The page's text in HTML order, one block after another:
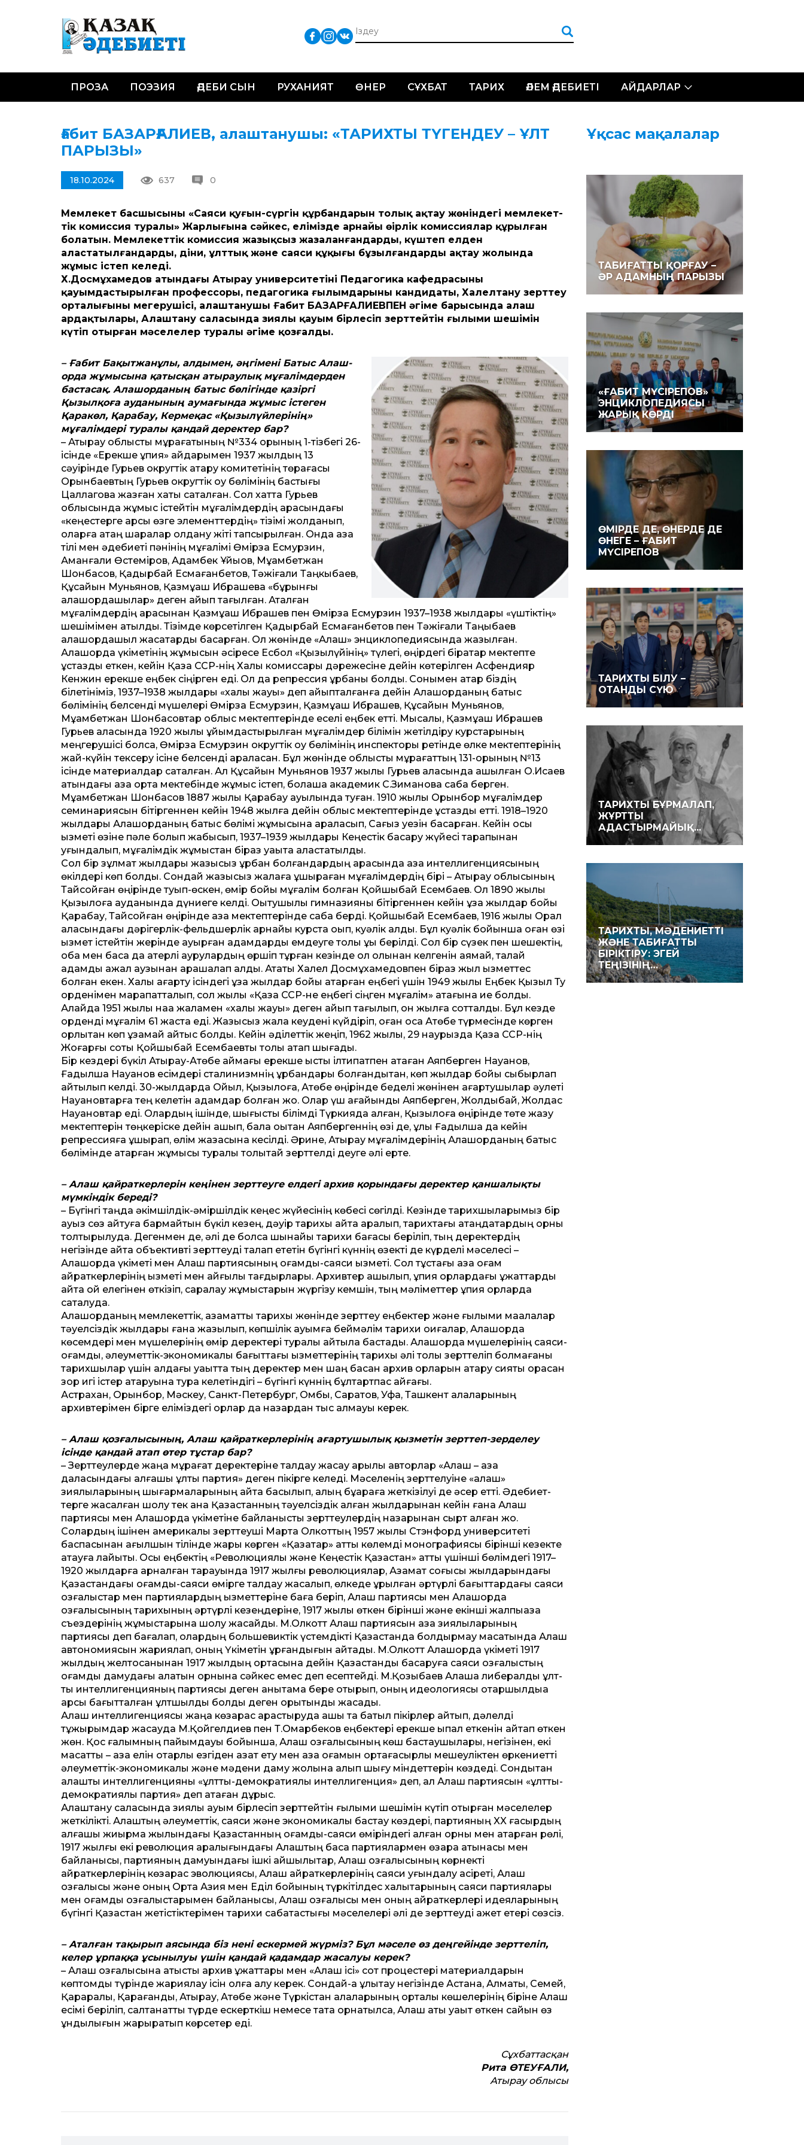
ПРОЗА ПОЭЗИЯ ӘДЕБИ СЫН РУХАНИЯТ ӨНЕР СҰХБАТ ТАРИХ ӘЛЕМ ӘДЕБИЕТІ АЙДАРЛАР
Ғабит БАЗАРҒАЛИЕВ, алаштанушы: «ТАРИХТЫ ТҮГЕНДЕУ – ҰЛТ
ПАРЫЗЫ»
18.10.2024 637 0
Мемлекет басшысының «Саяси қуғын-сүргін құрбандарын толық ақтау жөніндегі мемлекет­
тік комиссия туралы» Жарлығына сәйкес, елімізде арнайы өңірлік комиссиялар құрылған
болатын. Мемлекет­тік комиссия жазықсыз жазаланғандарды, күштеп елден
аластатылғандарды, діни, ұлт­тық және саяси құқығы бұзылғандарды ақтау жолында
жұмыс істеп келеді.
Х.Досмұхамедов атындағы Атырау университетінің Педагогика кафедрасының
қауымдастырылған профессоры, педагогика ғылымдарының кандидаты, Халелтану зерт­теу
орталығының меңгерушісі, алаштанушы Ғабит БАЗАРҒАЛИЕВПЕН әңгіме барысында алаш
ардақтылары, Алаштану саласында зиялы қауым бірлесіп зерт­тейтін ғылыми шешімін
күтіп отырған мәселелер туралы әңгіме қозғалды.
– Ғабит Бақытжанұлы, алдымен, әңгімені Батыс Алаш­
орда жұмысына қатысқан атыраулық мұғалімдерден
бастасақ. Алашорданың батыс бөлігінде қазіргі
Қызылқоға ауданының аумағында жұмыс істеген
Қаракөл, Қарабау, Кермеқас «Қызылүйлерінің»
мұғалімдері туралы қандай деректер бар?
– Атырау облыстық мұрағатының №334 қорының 1-тізбегі 26-
ісінде «Ерекше құпия» айдарымен 1937 жылдың 13
сәуірінде Гурьев округтік атқару комитетінің төрағасы
Орынбаевтың Гурьев округтік оқу бөлімінің бастығы
Цаллаговқа жазған хаты сақталған. Сол хат­та Гурьев
облысында жұмыс істейтін мұғалімдердің арасындағы
«кеңестерге қарсы өзге элемент­тердің» тізімі жолданып,
оларға қатаң шаралар қолдану жіті тапсырылған. Онда қазақ
тілі мен әдебиеті пәнінің мұғалімі Өмірзақ Есмурзин,
Аманғали Өстеміров, Адамбек Ұйықов, Мұқамбетжан
Шонбасов, Қадырбай Есмағанбетов, Тәжіғали Таңкыбаев,
Құсайын Муньянов, Қазмұқаш Ибрашевқа «бұрынғы
алашордашылар» деген айып тағылған. Аталған
мұғалімдердің арасынан Қазмұқаш Ибрашев пен Өмірзақ Есмурзин 1937–1938 жылдары «үштіктің»
шешімімен атылды. Тізімде көрсетілген Қадырбай Есмағанбетов пен Тәжіғали Таңқыбаев
алашордашыл жасақтарды басқарған. Ол жөнінде «Алаш» энциклопедиясында жазылған.
Алашорда үкіметінің жұмысын әсіресе Есбол «Қызылүйінің» түлегі, өңірдегі бірқатар мектепте
ұстаздық еткен, ке­йін Қазақ ССР-нің Халық комиссары дәрежесіне де­йін көтерілген Асфендияр
Кенжин ерекше еңбек сіңірген еді. Ол да репрессия құрбаны болды. Сонымен қатар біздің
білетініміз, 1937–1938 жылдары «халық жауы» деп айыпталғанға де­йін Алашорданың батыс
бөлімінің белсенді мүшелері Өмірзақ Есмурзин, Қазмұқаш Ибрашев, Құсайын Муньянов,
Мұқамбетжан Шонбасовтар облыс мектептерінде еселі еңбек ет­ті. Мысалы, Қазмұқаш Ибрашев
Гурьев қаласында 1920 жылы ұйымдастырылған мұғалімдер білімін жетілдіру курстарының
меңгерушісі болса, Өмірзақ Есмурзин округтік оқу бөлімінің инспекторы ретінде өлке мектептерінің
жай-күйін тексеру ісіне белсенді араласқан. Бұл жөнінде облыстық мұрағат­тың 131-қорының №13
ісінде материалдар сақталған. Ал Құсайын Муньянов 1937 жылы Гурьев қаласында ашылған О.Исаев
атындағы қазақ орта мектебінде жұмыс істеп, болашақ академик С.Зимановқа сабақ берген.
Мұқамбетжан Шонбасов 1887 жылы Қарабау ауылында туған. 1910 жылы Орынбор мұғалімдер
семинариясын бітіргеннен ке­йін 1948 жылға де­йін облыс мектептерінде ұстаздық ет­ті. 1918–1920
жылдары Алашорданың батыс бөлімі жұмысына араласып, Сағыз уезін басқарған. Ке­йін осы
қызметі өзіне пәле болып жабысып, 1937–1939 жылдары Кеңестік басқару жүйесі тарапынан
қуғындалып, мұғалімдік жұмыстан біраз уақытқа аластатылды.
Сол бір зұлмат жылдары жазықсыз құрбан болғандардың арасында қазақ интеллигенциясының
өкілдері көп болды. Сондай жазықсыз жалаға ұшыраған мұғалімдердің бірі – Атырау облысының
Тайсойған өңірінде туып-өскен, өмір бойы мұғалім болған Қойшыбай Есембаев. Ол 1890 жылы
Қызылқоға ауданында дүниеге келді. Оқытушылық гимназияны бітіргеннен ке­йін ұзақ жылдар бойы
Қарабау, Тайсойған өңірінде қазақ мектептерінде сабақ берді. Қойшыбай Есембаев, 1916 жылы Орал
қаласындағы дәрігерлік-фельдшерлік арнайы курста оқып, куәлік алды. Бұл куәлік бойынша оған өзі
қызмет істейтін жерінде ауырған адамдарды емдеуге толық құқық берілді. Сол бір сүзек пен шешектің,
оба мен басқа да қатерлі аурулардың өршіп тұрған кезінде ол қолынан келгенін аямай, талай
адамды ажал аузынан арашалап қалды. Атақты Халел Досмұхамедовпен біраз жыл қызмет­тес
болған екен. Халық ағарту ісіндегі ұзақ жылдар бойы атқарған еңбегі үшін 1949 жылы Еңбек Қызыл Ту
орденімен марапат­талып, сол жылы «Қазақ ССР-не еңбегі сіңген мұғалім» атағына ие болды.
Алайда 1951 жылы нақақ жаламен «халық жауы» деген айып тағылып, он жылға сот­талды. Бұл кез­де
орденді мұғалім 61 жаста еді. Жазықсыз жала кеудені күйдіріп, оған қоса Ақтөбе түрмесінде көрген
қорлықтан көп ұзамай қайтыс болды. Ке­йін әділет­тік жеңіп, 1962 жылы, 29 наурызда Қазақ ССР-нің
Жоғарғы соты Қойшыбай Есембаевты толық ақтап шығады.
Бір кез­дері бүкіл Атырау-Ақтөбе аймағы ерекше ыстық ілтипатпен атаған Аяпберген Науанов,
Ғадылша Науанов есімдері сталинизмнің құрбандары болғандықтан, көп жылдар бойы сыбырлап
айтылып келді. 30-жылдарда Ойыл, Қызылқоға, Ақтөбе өңірінде беделі жөнінен ағартушылар әулеті
Науановтарға тең келетін адамдар болған жоқ. Олар үш ағайынды Аяпберген, Жолдыбай, Жолдас
Науановтар еді. Олардың ішінде, шығыстық білімді Түркияда алған, Қызылқоға өңірінде төте жазу
мектептерін төңкеріске де­йін ашып, бала оқытқан Аяпбергеннің өзі де, ұлы Ғадылша да ке­йін
репрессияға ұшырап, өлім жазасына кесілді. Әрине, Атырау мұғалімдерінің Алашорданың батыс
бөлімінде атқарған жұмысы туралы толықтай зерт­телді деуге әлі ерте.
– Алаш қайраткерлерін кеңінен зерт­теуге елдегі архив қорындағы деректер қаншалықты
мүмкіндік береді?
– Бүгінгі таңда әкімшілдік-әміршілдік кеңес жүйесінің көбесі сөгілді. Кезінде тарихшыларымыз бір
ауыз сөз айтуға бармайтын бүкіл кезең, дәуір тарихы қайта қаралып, тарихтағы ақтаңдақтардың орны
толтырылуда. Дегенмен де, әлі де болса шынайы тарихи бағасы беріліп, тың деректердің
негізінде қайта объективті зерт­теуді талап ететін бүгінгі күннің өзекті де күрделі мәселесі –
Алашорда үкіметі мен Алаш партиясының қоғамдық-саяси қызметі. Сол тұстағы қазақ қоғам
қайраткерлерінің қызметі мен қайғылы тағдырлары. Архивтер ашылып, құпия қорлардағы құжат­тарды
қайта ой елегінен өткізіп, саралау жұмыстарын жүргізу кемшін, тың мәлімет­тер құпия қорларда
сақталуда.
Алашорданың мемлекет­тік, азамат­тық тарихы жөнінде зерт­теу еңбектер және ғылыми мақалалар
тәуелсіздік жылдары ғана жазылып, көпшілік қауымға беймәлім тарихи оқиғалар, Алашорда
көсемдері мен мүшелерінің өмір деректері туралы айтыла бастады. Алашорда мүшелерінің саяси-
қоғамдық, әлеумет­тік-экономикалық бағыт­тағы қызмет­терінің тарихы әлі толық зерт­теліп болмағаны
тарихшылар үшін алдағы уақыт­та тың деректер мен шаң басқан архив қорларын ақтару сияқты орасан
зор игі істер атқаруына тура келетіндігі – бүгінгі күннің бұлтартпас айғағы.
Астрахан, Орынбор, Мәскеу, Санкт-Петербург, Омбы, Саратов, Уфа, Ташкент қалаларының
архивтерімен бірге еліміздегі қорлар да назардан тыс қалмауы керек.
– Алаш қозғалысының, Алаш қайраткерлерінің ағартушылық қызметін зерт­теп-зерделеу
ісінде қандай атап өтер тұстар бар?
– Зерт­теулерде жаңа мұрағат деректеріне талдау жасау арқылы авторлар «Алаш – қазақ
даласындағы алғашқы ұлтық партия» деген пікірге келеді. Мәселенің зерт­телуіне «алаш»
зиялыларының шығармаларының қайта басылып, қалың бұқараға жеткізілуі де әсер ет­ті. Әдебиет­
терге жасалған шолу тек қана Қазақстанның тәуелсіздік алған жылдарынан ке­йін ғана Алаш
партиясы мен Алашорда үкіметіне байланысты зерт­теулердің назарынан сырт қалған жоқ.
Солардың ішінен америкалық зерт­теуші Марта Олкот­тың 1957 жылы Стэнфорд университеті
баспасынан ағылшын тілінде жарық көрген «Қазақтар» ат­ты көлемді монографиясы бірінші кезекте
атауға лайықты. Осы еңбектің «Революциялық және Кеңестік Қазақ­стан» ат­ты үшінші бөлімдегі 1917–
1920 жылдарға арналған тарауында 1917 жылғы революциялар, Азамат соғысы жылдарындағы
Қазақстандағы қоғамдық-саяси өмірге талдау жасалып, өлкеде құрылған әртүрлі бағыт­тардағы саяси
қозғалыстар мен партиялардың қызмет­теріне баға беріп, Алаш партиясы мен Алашорда
қозғалысының тарихының әртүрлі кезеңдеріне, 1917 жылы өткен бірінші және екінші жалпықазақ
съездерінің жұмыстарына шолу жасайды. М.Олкот­т Алаш партиясын қазақ зиялыларының
партиясы деп бағалап, олардың большевиктік үстемдікті Қазақстанда болдырмау мақсатында Алаш
автономиясын жариялап, оның Үкіметін құрғандығын айтады. М.Олкот­т Алашорда үкіметі 1917
жылдың желтоқсанынан 1917 жылдың ортасына де­йін Қазақстанды басқаруға саяси қозғалыстың
қоғамдық дамудағы алатын орнына сәйкес емес деп есептейді. М.Қозыбаев Алашқа либералды ұлт­
тық интеллигенцияның партиясы деген анықтама бере отырып, оның идеологиясы отаршылдыққа
қарсы бағыт­талған ұлтшылдық болды деген қорытынды жасады.
Алаш интеллигенциясы жаңа көзқарас қарастыруда ашық та батыл пікірлер айтып, дәлелді
тұжырымдар жасауда М.Қойгелдиев пен Т.Омарбеков еңбектері ерекше ықпал еткенін айтап өткен
жөн. Қос ғалымның пайымдауы бойынша, Алаш қозғалысының көш бастаушылары, негізінен, екі
мақсат­ты – қазақ елін отарлық езгіден азат ету мен қазақ қоғамын ортағасырлық мешеуліктен өркениет­ті
әлеумет­тік-экономикалық және мәдени даму жолына алып шығу міндет­терін көздеді. Сондықтан
алаштық интеллигенцияны «ұлт­тық-демократиялық интеллигенция» деп, ал Алаш партиясын «ұлт­тық-
демократиялық партия» деп атаған дұрыс.
Алаштану саласында зиялы қауым бірлесіп зерт­тейтін ғылыми шешімін күтіп отырған мәселелер
жеткілікті. Алаштың әлеумет­тік, саяси және экономикалық бастау көздері, партияның XX ғасырдың
алғашқы жиырма жылындағы Қазақ­станның қоғамдық-саяси өміріндегі алған орны мен атқарған рөлі,
1917 жылғы екі революция аралығындағы Алаштың басқа партиялармен өзара қатынасы мен
байланысы, партияның дамуындағы ішкі қайшылықтар, Алаш қозғалысының көрнекті
қайраткерлерінің көзқарас эволюциясы, Алаш қайраткерлерінің саяси қуғындалу қасіреті, Алаш
қозғалысы және оның Орта Азия мен Еділ бойының түркітілдес халықтарының саяси партиялары
мен қоғамдық қозғалыстарымен байланысы, Алаш қозғалысы мен оның қайраткерлері идеяларының
бүгінгі Қазақстан жетістіктерімен тарихи сабақтастығы мәселелері әлі де зерт­теуді қажет етері сөзсіз.
– Аталған тақырып аясында біз нені ескермей жүрміз? Бұл мәселе өз деңге­йінде зерт­теліп,
келер ұрпаққа ұсынылуы үшін қандай қадамдар жасалуы керек?
– Алаш қозғалысына қатысты архив құжат­тары мен «Алаш ісі» сот процестері материалдарын
көптомдық түрінде жариялау ісін қолға алу керек. Сондай-ақ ұлықтау негізінде Астана, Алматы, Семей,
Қарқаралы, Қарағанды, Атырау, Ақтөбе және Түркістан қалаларының орталық көшелерінің біріне Алаш
есімі беріліп, салтанат­ты түрде ескерткіш немесе тақта орнатылса, Алаш аты уақыт өткен сайын өз
құндылығын жарқыратып көрсетер еді.
Сұхбат­тасқан
Рита ӨТЕУҒАЛИ,
Атырау облысы
Ұқсас мақалалар
ТАБИҒАТТЫ ҚОРҒАУ –
ӘР АДАМНЫҢ ПАРЫЗЫ
«ҒАБИТ МҮСІРЕПОВ»
ЭНЦИКЛОПЕДИЯСЫ
ЖАРЫҚ КӨРДІ
ӨМІРДЕ ДЕ, ӨНЕРДЕ ДЕ
ӨНЕГЕ – ҒАБИТ
МҮСІРЕПОВ
ТАРИХТЫ БІЛУ –
ОТАНДЫ СҮЮ
ТАРИХТЫ БҰРМАЛАП,
ЖҰРТТЫ
АДАСТЫРМАЙЫҚ...
ТАРИХТЫ, МӘДЕНИЕТТІ
ЖӘНЕ ТАБИҒАТТЫ
БІРІКТІРУ: ЭГЕЙ
ТЕҢІЗІНІҢ…